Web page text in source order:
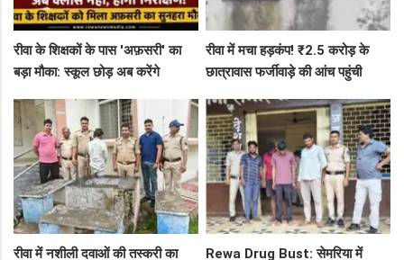
रीवा के शिक्षकों के पास 'अफ़सरी' का
बड़ा मौका: स्कूल छोड़ अब करेंगे
पर निकली भर्ती!
रीवा में मचा हड़कंप! ₹2.5 करोड़ के
छात्रावास फर्जीवाड़े की आंच पहुंची
एक्शन लेटर
रीवा में नशीली दवाओं की तस्करी का Rewa Drug Bust: सेमरिया में